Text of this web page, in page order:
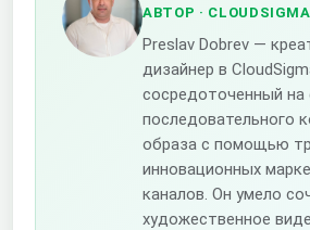
АВТОР · CLOUDSIGMA
Preslav Dobrev —
дизайнер в
сосредоточенный
последовательного
образа с помощью
инновационных
каналов. Он умело
художественное